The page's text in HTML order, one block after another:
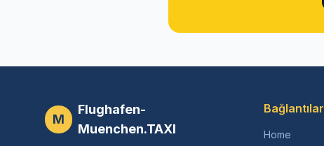
M
Flughafen-
Muenchen.TAXI
Bağlantılar
Home